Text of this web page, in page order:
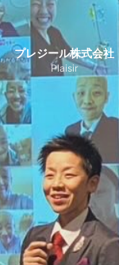
プレジール株式会社
Plaisir